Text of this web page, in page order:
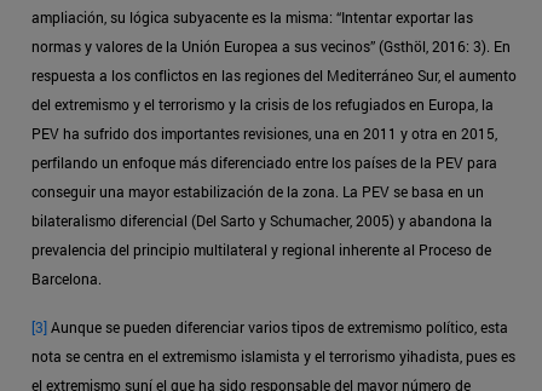
ampliación, su lógica subyacente es la misma: “Intentar exportar las
normas y valores de la Unión Europea a sus vecinos” (Gsthöl, 2016: 3). En
respuesta a los conflictos en las regiones del Mediterráneo Sur, el aumento
del extremismo y el terrorismo y la crisis de los refugiados en Europa, la
PEV ha sufrido dos importantes revisiones, una en 2011 y otra en 2015,
perfilando un enfoque más diferenciado entre los países de la PEV para
conseguir una mayor estabilización de la zona. La PEV se basa en un
bilateralismo diferencial (Del Sarto y Schumacher, 2005) y abandona la
prevalencia del principio multilateral y regional inherente al Proceso de
Barcelona.
[3]Aunque se pueden diferenciar varios tipos de extremismo político, esta
nota se centra en el extremismo islamista y el terrorismo yihadista, pues es
el extremismo suní el que ha sido responsable del mayor número de